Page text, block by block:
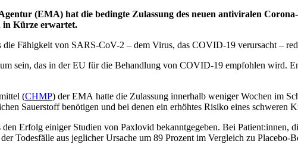
(EMA) hat die bedingte Zulassung des neuen antiviralen
in Kürze erwartet.
Fähigkeit von SARS-CoV-2 – dem Virus, das COVID-19 verursacht –
sein, das in der EU für die Behandlung von COVID-19 empfohlen wird.
(CHMP) der EMA hatte die Zulassung innerhalb weniger Wochen im
Sauerstoff benötigen und bei denen ein erhöhtes Risiko eines schweren
Erfolg einiger Studien von Paxlovid bekanntgegeben. Bei
Todesfälle aus jeglicher Ursache um 89 Prozent im Vergleich zu Placebo-